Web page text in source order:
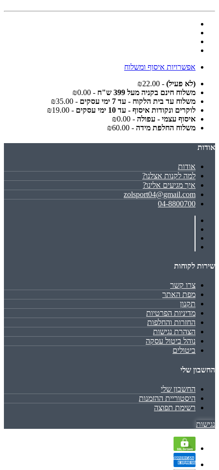
אפשרויות איסוף ומשלוח
(לא פעיל) - ₪22.00
משלוח חינם בקניה מעל 399 ש"ח
- ₪0.00
משלוח עד בית הלקוח - עד 7 ימי עסקים
- ₪35.00
לוקרים ונקודות איסוף - עד 10 ימי עסקים
- ₪19.00
איסוף עצמי - עפולה - ₪0.00
משלוח החלפת מידה - ₪60.00
אודות
אודות
למה לקנות אצלנו?
איך מגיעים אלינו?
zolsport04@gmail.com
04-8800700
שירות לקוחות
צרו קשר
מפת האתר
תקנון
מדיניות הפרטיות
החזרות והחלפות
הצהרת נגישות
נוהל ביטול עסקה
ביטולים
החשבון שלי
החשבון שלי
היסטוריית ההזמנות
רשימת תפוצה
נגישות